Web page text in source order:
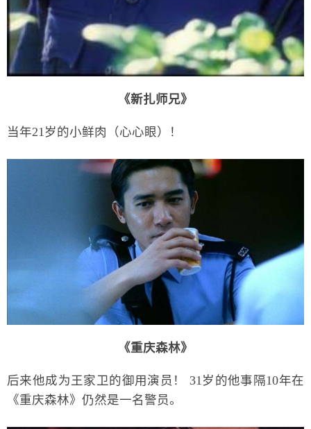
《新扎师兄》
当年21岁的小鲜肉（心心眼）！
《重庆森林》
后来他成为王家卫的御用演员！ 31岁的他事隔10年在
《重庆森林》仍然是一名警员。